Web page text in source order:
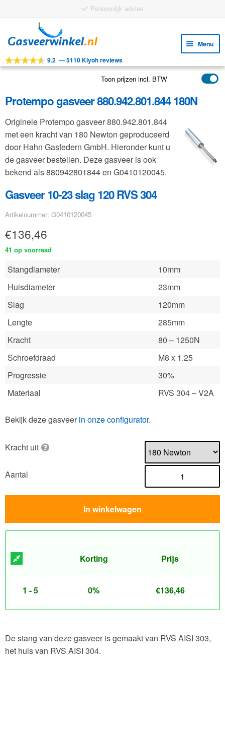
door
navigatie
naar
inhoud
Menu
Tools
Toepassingen
Klantenservice
FAQ
9.2 —5110 Kiyoh reviews
Toon prijzen incl. BTW
Protempo gasveer 880.942.801.844 180N
Originele Protempo gasveer 880.942.801.844
met een kracht van 180 Newton geproduceerd
door Hahn Gasfedern GmbH. Hieronder kunt u
de gasveer bestellen. Deze gasveer is ook
bekend als 880942801844 en G0410120045.
Gasveer 10-23 slag 120 RVS 304
Artikelnummer: G0410120045
€136,46
41 op voorraad
Stangdiameter
10mm
Huisdiameter
23mm
Slag
120mm
Lengte
285mm
Kracht
80 – 1250N
Schroefdraad
M8 x 1.25
Progressie
30%
Materiaal
RVS 304 – V2A
Bekijk deze gasveer in onze configurator.
Kracht uit
Aantal
In winkelwagen
Korting Prijs
1 - 5 0% €136,46
De stang van deze gasveer is gemaakt van RVS AISI 303,
het huis van RVS AISI 304.